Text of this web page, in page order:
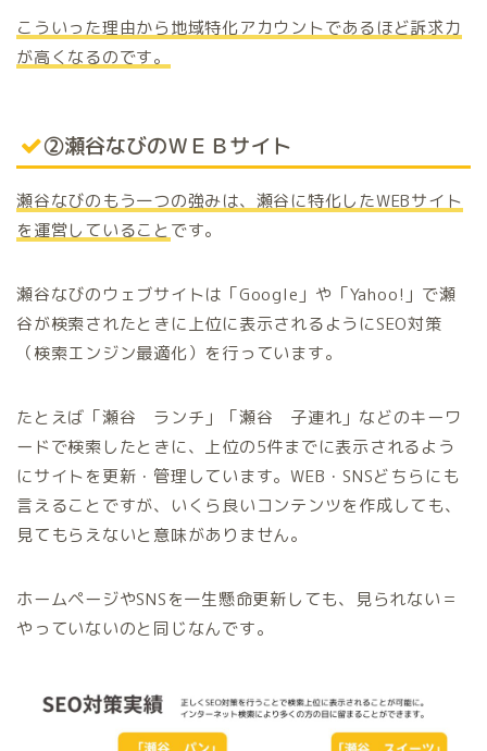
こういった理由から地域特化アカウントであるほど訴求力
が高くなるのです。
②瀬谷なびのＷＥＢサイト
瀬谷なびのもう一つの強みは、瀬谷に特化したWEBサイト
を運営していること です。
瀬谷なびのウェブサイトは「Google」や「Yahoo!」で瀬
谷が検索されたときに上位に表示されるようにSEO対策
（検索エンジン最適化）を行っています。
たとえば「瀬谷 ランチ」「瀬谷 子連れ」などのキーワ
ードで検索したときに、上位の5件までに表示されるよう
にサイトを更新・管理しています。WEB・SNSどちらにも
言えることですが、いくら良いコンテンツを作成しても、
見てもらえないと意味がありません。
ホームページやSNSを一生懸命更新しても、見られない＝
やっていないのと同じなんです。